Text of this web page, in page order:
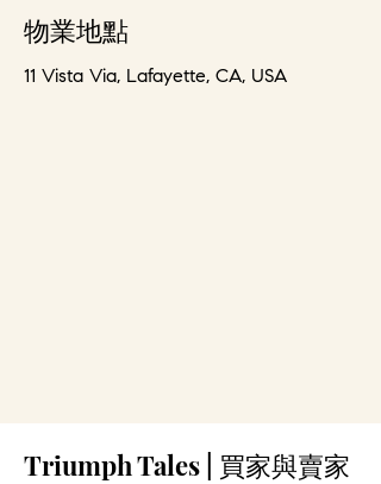
物業地點
11 Vista Via, Lafayette, CA, USA
Triumph Tales | 買家與賣家